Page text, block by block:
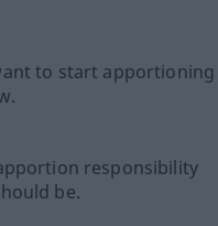
to start apportioning
responsibility
be.